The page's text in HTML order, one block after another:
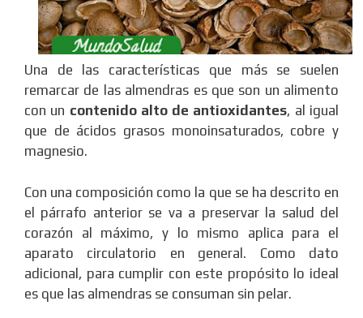
Una de las características que más se suelen
remarcar de las almendras es que son un alimento
con un contenido alto de antioxidantes, al igual
que de ácidos grasos monoinsaturados, cobre y
magnesio.
Con una composición como la que se ha descrito en
el párrafo anterior se va a preservar la salud del
corazón al máximo, y lo mismo aplica para el
aparato circulatorio en general. Como dato
adicional, para cumplir con este propósito lo ideal
es que las almendras se consuman sin pelar.